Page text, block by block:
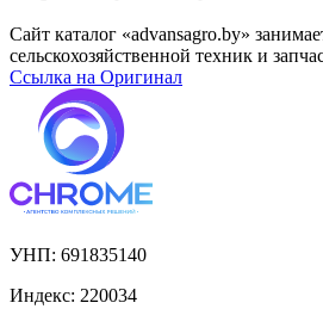
Сайт каталог «advansagro.by»
сельскохозяйственной техник и
Ссылка на Оригинал
УНП: 691835140
Индекс: 220034